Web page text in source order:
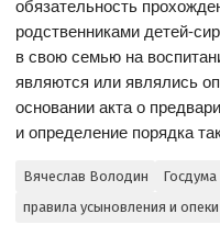
обязательность
родственниками детей-
в свою семью на
являются или являлись
основании акта о
и определение порядка
Вячеслав Володин
правила усыновления и опеки